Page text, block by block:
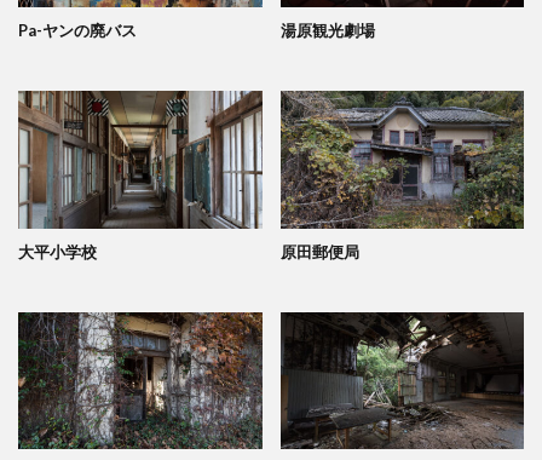
Pa-ヤンの廃バス 湯原観光劇場
大平小学校 原田郵便局